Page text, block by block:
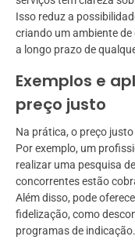
Isso reduz a
criando um ambiente
a longo prazo de
Exemplos e
preço justo
Na prática, o preço
Por exemplo, um
realizar uma pesquisa
concorrentes estão
Além disso, pode
fidelização, como
programas de indicação.